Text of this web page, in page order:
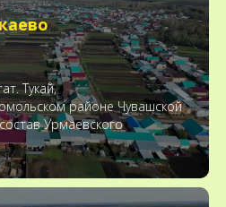
Тукай,
районе Чувашской
Урмаевского